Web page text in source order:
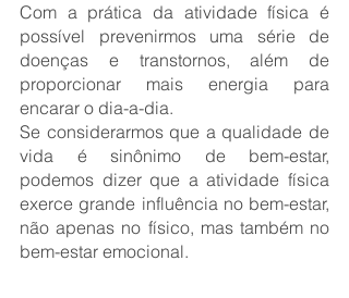
Com a prática da atividade física é
possível prevenirmos uma série de
doenças e transtornos, além de
proporcionar mais energia para
encarar o dia-a-dia.
Se considerarmos que a qualidade de
vida é sinônimo de bem-estar,
podemos dizer que a atividade física
exerce grande influência no bem-estar,
não apenas no físico, mas também no
bem-estar emocional.